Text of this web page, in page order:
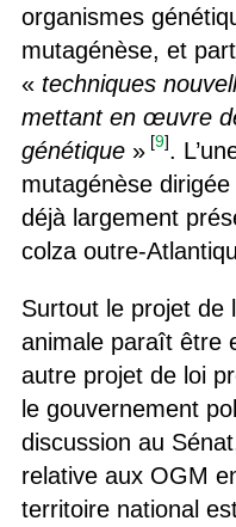
organismes
mutagénèse, et
« techniques
mettant en œuvre
génétique» [9].
mutagénèse
déjà largement
colza outre-
Surtout le projet de
animale paraît être
autre projet de loi
le gouvernement
discussion au
relative aux OGM
territoire national